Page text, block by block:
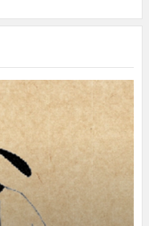
借指唐都长安。
最能御寒。
库车）。
护府，设都护一人，总
安西都护府，节度使例兼